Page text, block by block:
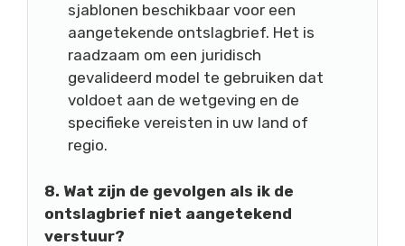
sjablonen beschikbaar voor een
aangetekende ontslagbrief. Het is
raadzaam om een juridisch
gevalideerd model te gebruiken dat
voldoet aan de wetgeving en de
specifieke vereisten in uw land of
regio.
8. Wat zijn de gevolgen als ik de
ontslagbrief niet aangetekend
verstuur?